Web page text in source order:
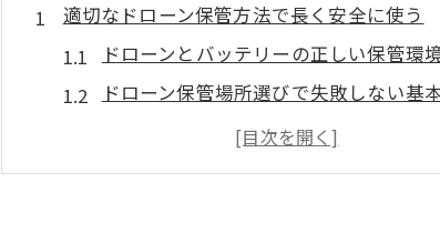
適切なドローン保管方法で長く安全に使う
ドローンとバッテリーの正しい保管環
ドローン保管場所選びで失敗しない基
バッテリー保管で寿命と安全性を両立
ドローン保管時に発生しやすいトラブ